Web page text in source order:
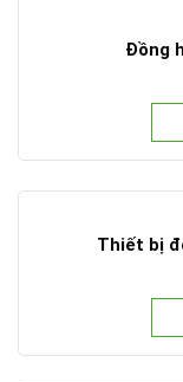
Đồng
Thiết bị